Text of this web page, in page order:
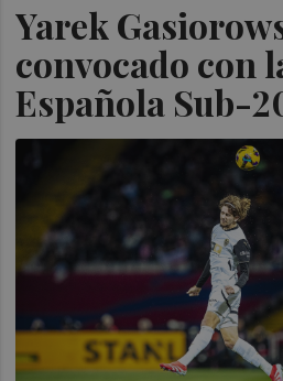
Yarek
convocado con
Española Sub-